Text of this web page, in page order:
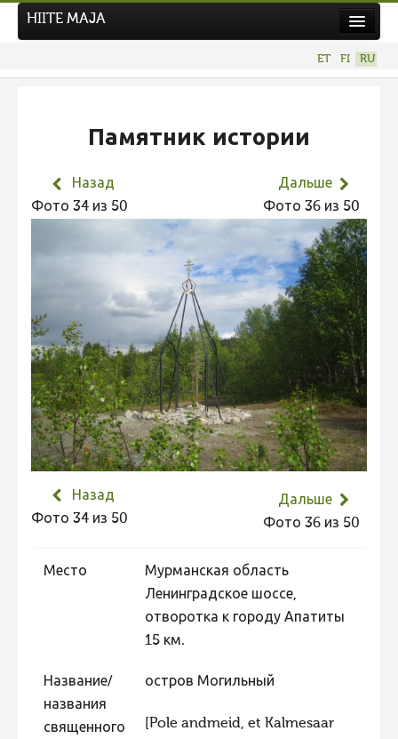
Hiite kuvavõistlus 2026
Фотоконкурс 2025
Не учитываются 2025
Фотоконкурс 2024
Не учитываются 2024
Видео 2024
Фотоконкурс 2023
Не учитываются 2023
Видео 2023
Не учитываются 2022
Фотоконкурс 2021
Фотоконкурс 2020
Фотоконкурс 2018
HIITE MAJA
ET FI RU
Памятник истории
Назад
Фото 34 из 50
Дальше
Фото 36 из 50
Назад
Фото 34 из 50
Дальше
Фото 36 из 50
Место
Мурманская область
Ленинградское шоссе,
отворотка к городу Апатиты
15 км.
Название/
названия
священного
остров Могильный
[Pole andmeid, et Kalmesaar